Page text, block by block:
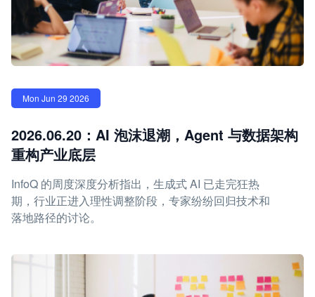
Mon Jun 29 2026
2026.06.20：AI 泡沫退潮，Agent 与数据架构
重构产业底层
InfoQ 的周度深度分析指出，生成式 AI 已走完狂热
期，行业正进入理性调整阶段，专家纷纷回归技术和
落地路径的讨论。